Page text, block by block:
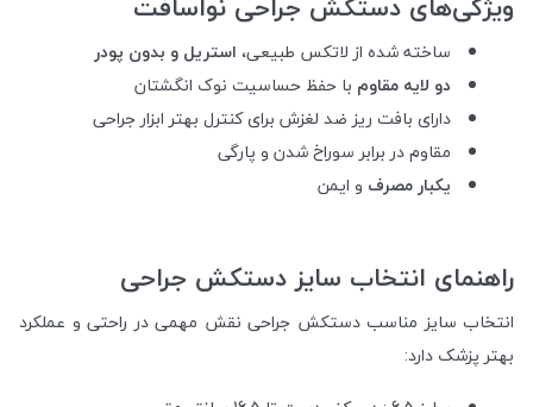
ساخته شده از لاتکس طبیعی، استریل و بدون پودر
دو لایه مقاوم با حفظ حساسیت نوک انگشتان
دارای بافت ریز ضد لغزش برای کنترل بهتر ابزار جراحی
مقاوم در برابر سوراخ شدن و پارگی
یکبار مصرف و ایمن
راهنمای انتخاب سایز دستکش جراحی
انتخاب سایز مناسب دستکش جراحی نقش مهمی در راحتی و عملکرد
بهتر پزشک دارد: